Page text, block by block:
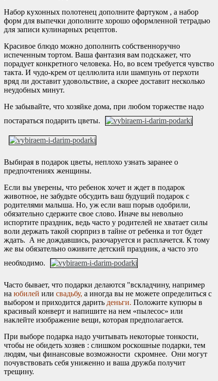
Набор кухонных полотенец дополните фартуком , а набор
форм для выпечки дополните хорошо оформленной тетрадью
для записи кулинарных рецептов.
Красивое блюдо можно дополнить собственноручно
испеченным тортом. Ваша фантазия вам подскажет, что
порадует конкретного человека. Но, во всем требуется чувство
такта. И чудо-крем от целлюлита или шампунь от перхоти
вряд ли доставит удовольствие, а скорее доставит несколько
неудобных минут.
Не забывайте, что хозяйке дома, при любом торжестве надо
постараться подарить цветы.
Выбирая в подарок цветы, неплохо узнать заранее о
предпочтениях женщины.
Если вы уверены, что ребенок хочет и ждет в подарок
животное, не забудьте обсудить ваш будущий подарок с
родителями малыша. Но, уж если ваш порыв одобрили,
обязательно сдержите свое слово. Иначе вы невольно
испортите праздник, ведь часто у родителей не хватает силы
воли держать такой сюрприз в тайне от ребенка и тот будет
ждать. А не дождавшись, разочаруется и расплачется. К тому
же вы обязательно оживите детский праздник, а часто это
необходимо.
Часто бывает, что подарки делаются "вскладчину, например
на юбилей или свадьбу, а иногда вы не можете определиться с
выбором и приходится дарить деньги. Положите купюры в
красивый конверт и напишите на нем «пылесос» или
наклейте изображение вещи, которая предполагается.
При выборе подарка надо учитывать некоторые тонкости,
чтобы не обидеть хозяев : слишком роскошные подарки, тем
людям, чьи финансовые возможности скромнее. Они могут
почувствовать себя униженно и ваша дружба получит
трещину.